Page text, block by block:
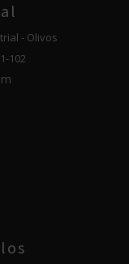
- Olivos
102